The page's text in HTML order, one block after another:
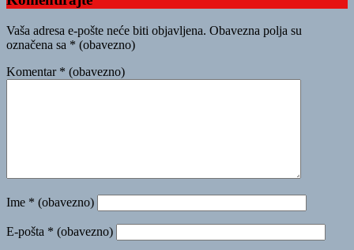
Vaša adresa e-pošte neće biti objavljena. Obavezna polja su
označena sa * (obavezno)
Komentar * (obavezno)
Ime * (obavezno)
E-pošta * (obavezno)